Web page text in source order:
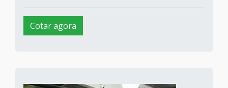
Cotar agora